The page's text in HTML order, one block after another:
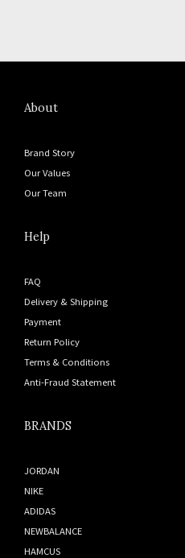
About
Brand Story
Our Values
Our Team
Help
FAQ
Delivery & Shipping
Payment
Return Policy
Terms & Conditions
Anti-Fraud Statement
BRANDS
JORDAN
NIKE
ADIDAS
NEWBALANCE
HAMCUS